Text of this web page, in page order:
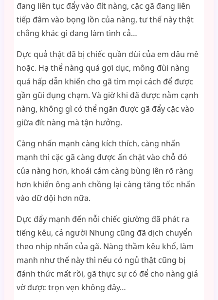
đang liên tục đẩy vào đít nàng, cặc gã đang liên
tiếp đâm vào bọng lồn của nàng, tư thế này thật
chẳng khác gì đang làm tình cả…
Dực quả thật đã bị chiếc quần đùi của em dâu mê
hoặc. Hạ thể nàng quá gợi dục, mông đùi nàng
quá hấp dẫn khiến cho gã tìm mọi cách để được
gần gũi đụng chạm. Và giờ khi đã được nằm cạnh
nàng, không gì có thể ngăn được gã đẩy cặc vào
giữa đít nàng mà tận hưởng.
Càng nhấn mạnh càng kích thích, càng nhấn
mạnh thì cặc gã càng được ấn chặt vào chỗ đó
của nàng hơn, khoái cảm càng bùng lên rõ ràng
hơn khiến ông anh chồng lại càng tăng tốc nhấn
vào dữ dội hơn nữa.
Dực đẩy mạnh đến nỗi chiếc giường đã phát ra
tiếng kêu, cả người Nhung cũng đã dịch chuyển
theo nhịp nhấn của gã. Nàng thầm kêu khổ, làm
mạnh như thế này thì nếu có ngủ thật cũng bị
đánh thức mất rồi, gã thực sự có để cho nàng giả
vờ được trọn vẹn không đây…